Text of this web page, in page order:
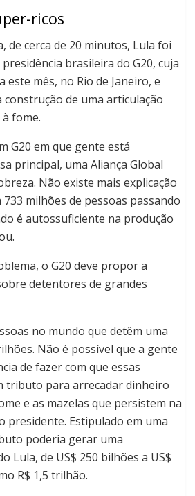
ricos
de cerca de 20 minutos, Lula foi
brasileira do G20, cuja
este mês, no Rio de Janeiro, e
de uma articulação
fome.
G20 em que gente está
principal, uma Aliança Global
Não existe mais explicação
milhões de pessoas passando
é autossuficiente na produção
o G20 deve propor a
detentores de grandes
no mundo que detêm uma
Não é possível que a gente
de fazer com que essas
tributo para arrecadar dinheiro
e as mazelas que persistem na
presidente. Estipulado em uma
poderia gerar uma
Lula, de US$ 250 bilhões a US$
R$ 1,5 trilhão.